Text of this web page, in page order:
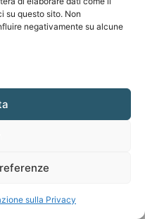
su questo sito. Non
negativamente su alcune
sulla Privacy